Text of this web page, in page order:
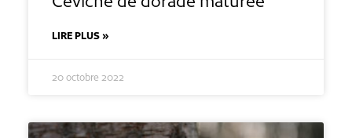
LIRE PLUS »
20 octobre 2022